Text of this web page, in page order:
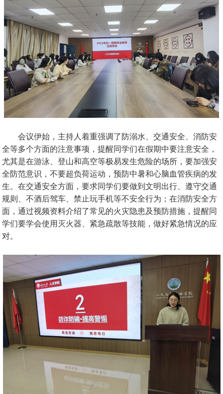
会议伊始，主持人着重强调了防溺水、交通安全、消防安
全等多个方面的注意事项，提醒同学们在假期中要注意安全，
尤其是在游泳、登山和高空等极易发生危险的场所，要加强安
全防范意识，不要超负荷运动，预防中暑和心脑血管疾病的发
生。在交通安全方面，要求同学们要做到文明出行、遵守交通
规则、不酒后驾车、禁止玩手机等不安全行为；在消防安全方
面，通过视频资料介绍了常见的火灾隐患及预防措施，提醒同
学们要学会使用灭火器、紧急疏散等技能，做好紧急情况的应
对。